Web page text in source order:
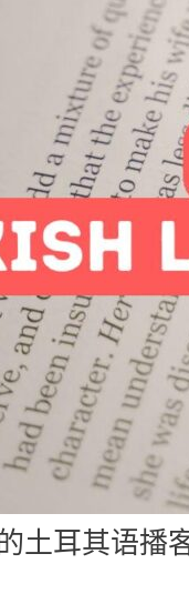
土耳其语播